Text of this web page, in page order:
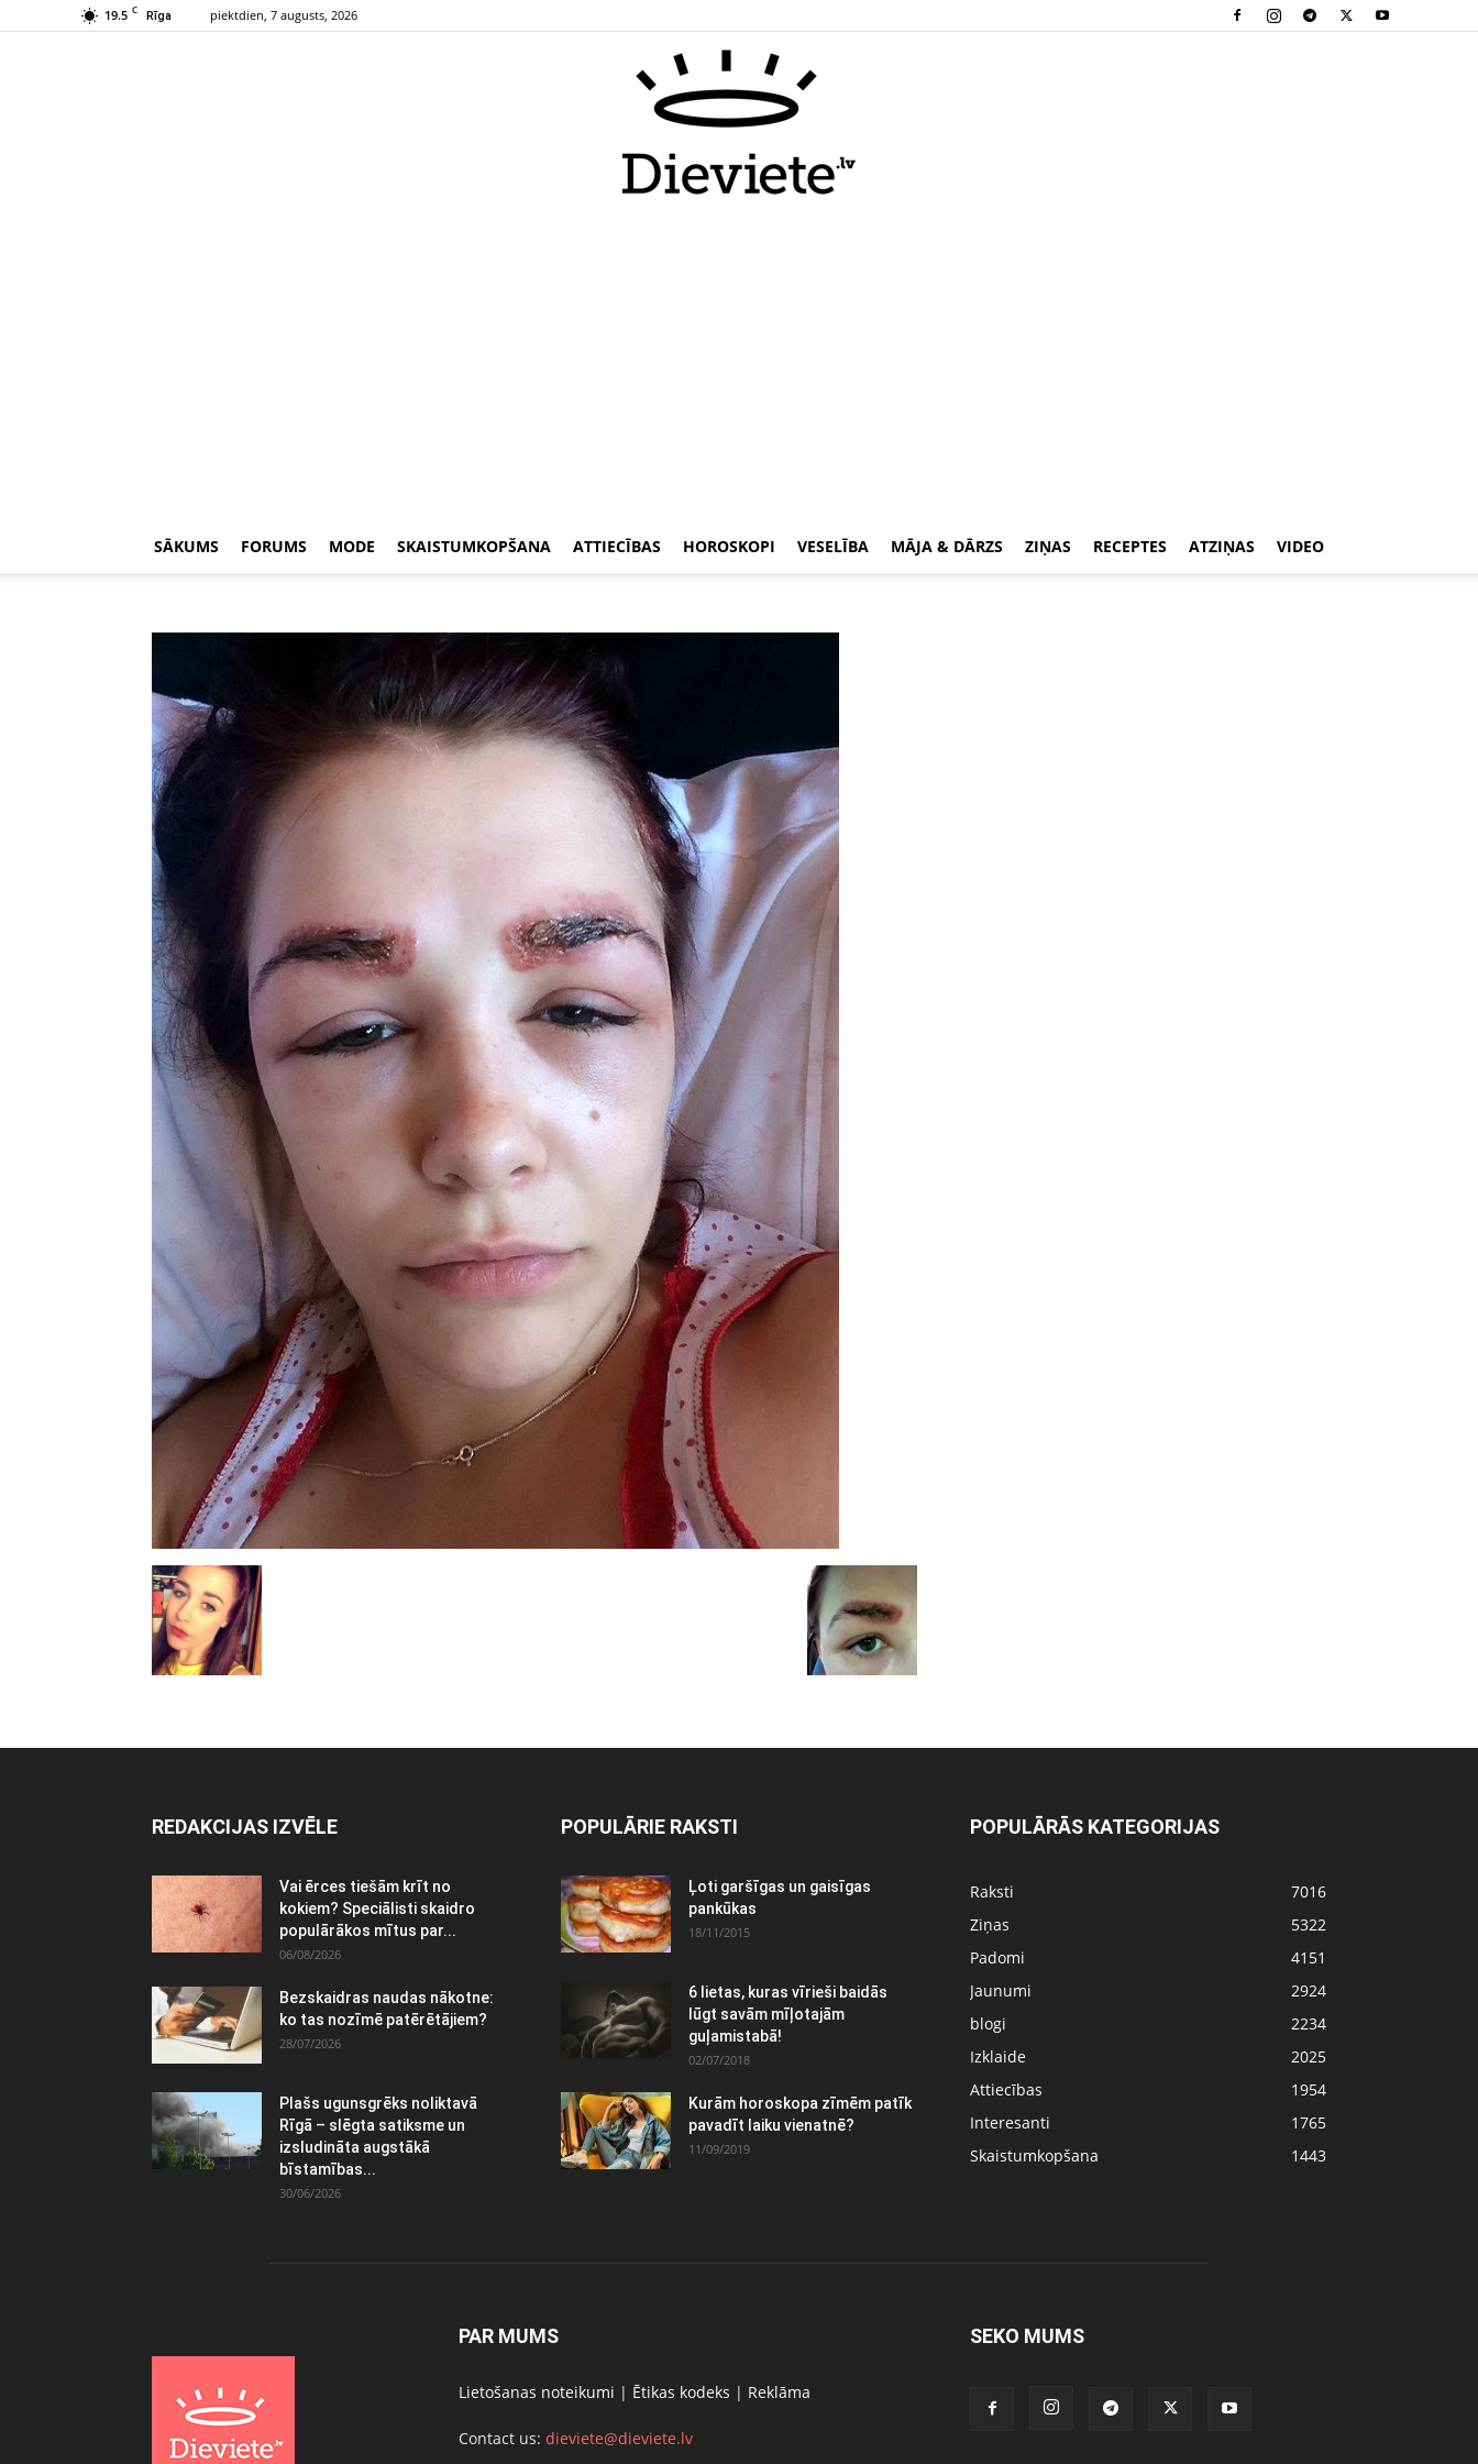
19.5 C Rīga piektdien, 7 augusts, 2026
SĀKUMS FORUMS MODE SKAISTUMKOPŠANA ATTIECĪBAS HOROSKOPI VESELĪBA MĀJA & DĀRZS ZIŅAS RECEPTES ATZIŅAS VIDEO
REDAKCIJAS IZVĒLE
Vai ērces tiešām krīt no
kokiem? Speciālisti skaidro
populārākos mītus par...
06/08/2026
Bezskaidras naudas nākotne:
ko tas nozīmē patērētājiem?
28/07/2026
Plašs ugunsgrēks noliktavā
Rīgā – slēgta satiksme un
izsludināta augstākā
bīstamības...
30/06/2026
POPULĀRIE RAKSTI
Ļoti garšīgas un gaisīgas
pankūkas
18/11/2015
6 lietas, kuras vīrieši baidās
lūgt savām mīļotajām
guļamistabā!
02/07/2018
Kurām horoskopa zīmēm patīk
pavadīt laiku vienatnē?
11/09/2019
POPULĀRĀS KATEGORIJAS
Raksti
7016
Ziņas
5322
Padomi
4151
Jaunumi
2924
blogi
2234
Izklaide
2025
Attiecības
1954
Interesanti
1765
Skaistumkopšana
1443
PAR MUMS
Lietošanas noteikumi | Ētikas kodeks | Reklāma
Contact us: dieviete@dieviete.lv
SEKO MUMS